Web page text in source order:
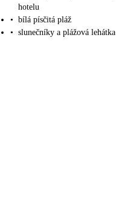
hotelu
• bílá písčitá pláž
• slunečníky a plážová